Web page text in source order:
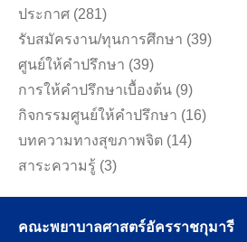
ประกาศ (281)
รับสมัครงาน/ทุนการศึกษา (39)
ศูนย์ให้คำปรึกษา (39)
การให้คำปรึกษาเบื้องต้น (9)
กิจกรรมศูนย์ให้คำปรึกษา (16)
บทความทางสุขภาพจิต (14)
สาระความรู้ (3)
คณะพยาบาลศาสตร์อัครราชกุมารี